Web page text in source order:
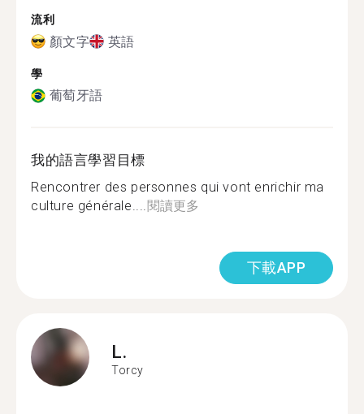
流利
顏文字 英語
學
葡萄牙語
我的語言學習目標
Rencontrer des personnes qui vont enrichir ma
culture générale....閱讀更多
下載APP
L.
Torcy